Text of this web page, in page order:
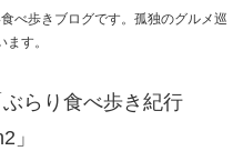
べ歩きブログです。孤独のグルメ巡
す。
ぶらり食べ歩き紀行
」